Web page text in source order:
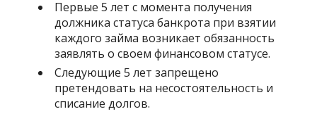
Первые 5 лет с момента получения
должника статуса банкрота при взятии
каждого займа возникает обязанность
заявлять о своем финансовом статусе.
Следующие 5 лет запрещено
претендовать на несостоятельность и
списание долгов.